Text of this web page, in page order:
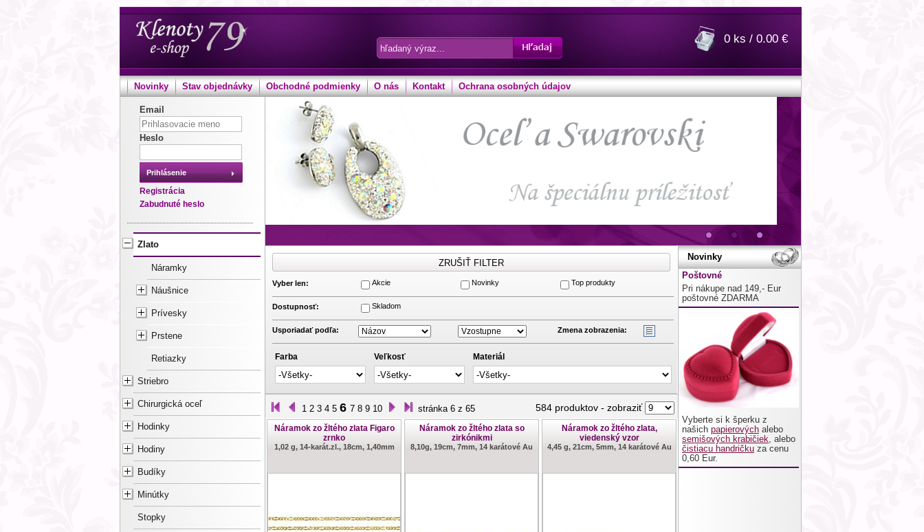
0 ks / 0.00 €
Novinky Stav objednávky Obchodné podmienky O nás Kontakt Ochrana osobných údajov
Email
Heslo
Prihlásenie
Registrácia
Zabudnuté heslo
Zlato
Náramky
Náušnice
Prívesky
Prstene
Retiazky
Striebro
Chirurgická oceľ
Hodinky
Hodiny
Budíky
Minútky
Stopky
Vyber len: Akcie Novinky Top produkty
Dostupnosť: Skladom
Usporiadať podľa: Zmena zobrazenia:
Farba Veľkosť Materiál
1 2 3 4 5 6 7 8 9 10 stránka 6 z 65 584 produktov - zobraziť
Náramok zo žltého zlata Figaro
zrnko
1,02 g, 14-karát.zl., 18cm, 1,40mm
Náramok zo žltého zlata so
zirkónikmi
8,10g, 19cm, 7mm, 14 karátové Au
Náramok zo žltého zlata,
viedenský vzor
4,45 g, 21cm, 5mm, 14 karátové Au
Novinky
Poštovné
Pri nákupe nad 149,- Eur
poštovné ZDARMA
Vyberte si k šperku z
našich papierových alebo
semišových krabičiek, alebo
čistiacu handričku za cenu
0,60 Eur.